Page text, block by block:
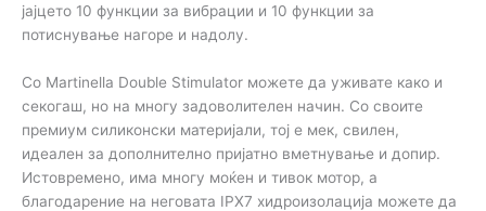
јајцето 10 функции за вибрации и 10 функции за
потиснување нагоре и надолу.
Со Martinella Double Stimulator можете да уживате како и
секогаш, но на многу задоволителен начин. Со своите
премиум силиконски материјали, тој е мек, свилен,
идеален за дополнително пријатно вметнување и допир.
Истовремено, има многу моќен и тивок мотор, а
благодарение на неговата IPX7 хидроизолација можете да